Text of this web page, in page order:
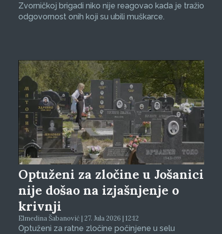
Zvorničkoj brigadi niko nije reagovao kada je tražio
odgovornost onih koji su ubili muškarce.
Optuženi za zločine u Jošanici
nije došao na izjašnjenje o
krivnji
Elmedina Šabanović | 27. Jula 2026 | 12:12
Optuženi za ratne zločine počinjene u selu